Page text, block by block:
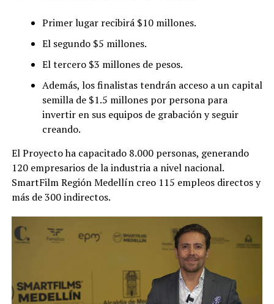
Primer lugar recibirá $10 millones.
El segundo $5 millones.
El tercero $3 millones de pesos.
Además, los finalistas tendrán acceso a un capital
semilla de $1.5 millones por persona para
invertir en sus equipos de grabación y seguir
creando.
El Proyecto ha capacitado 8.000 personas, generando
120 empresarios de la industria a nivel nacional.
SmartFilm Región Medellín creo 115 empleos directos y
más de 300 indirectos.